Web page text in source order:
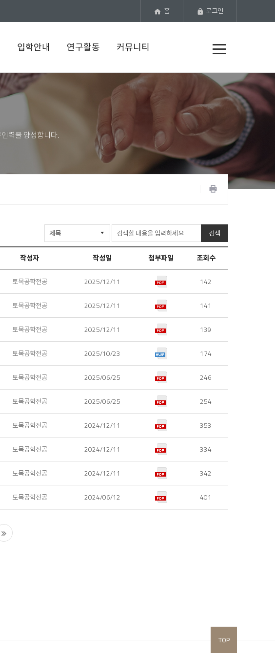
뉴
홈 로그인
입학안내 연구활동 커뮤니티
기
린
트
물
료
검
색
검색
작성자 작성일 첨부파일 조회수
토목공학전공 2025/12/11 142
토목공학전공 2025/12/11 141
토목공학전공 2025/12/11 139
토목공학전공 2025/10/23 174
토목공학전공 2025/06/25 246
토목공학전공 2025/06/25 254
토목공학전공 2024/12/11 353
토목공학전공 2024/12/11 334
토목공학전공 2024/12/11 342
토목공학전공 2024/06/12 401
TOP